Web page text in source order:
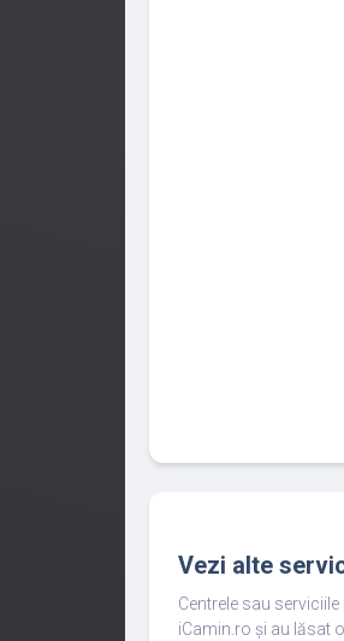
Vezi alte
Centrele sau
iCamin.ro și au lăsat